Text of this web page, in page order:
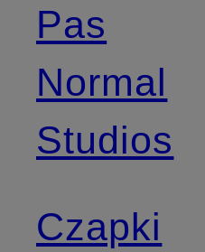
Pas
Normal
Studios
Czapki